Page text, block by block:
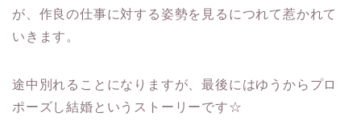
が、作良の仕事に対する姿勢を見るにつれて惹かれて
いきます。
途中別れることになりますが、最後にはゆうからプロ
ポーズし結婚というストーリーです☆